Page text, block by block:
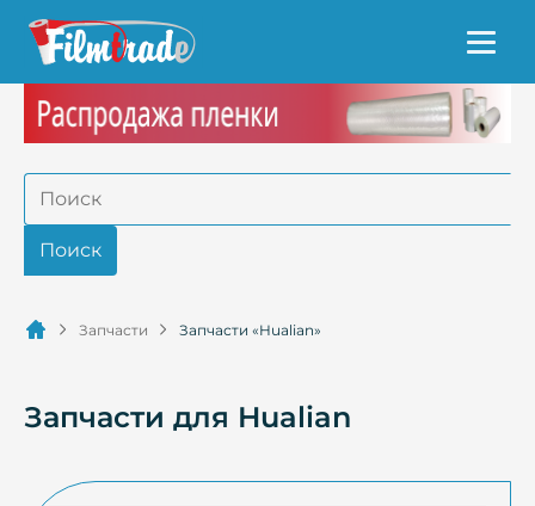
Запчасти Запчасти «Hualian»
Запчасти для Hualian